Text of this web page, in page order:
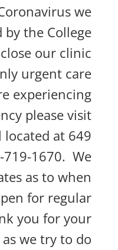
we
by the College
our clinic
urgent care
experiencing
please visit
located at 649
719-1670. We
as to when
for regular
you for your
we try to do